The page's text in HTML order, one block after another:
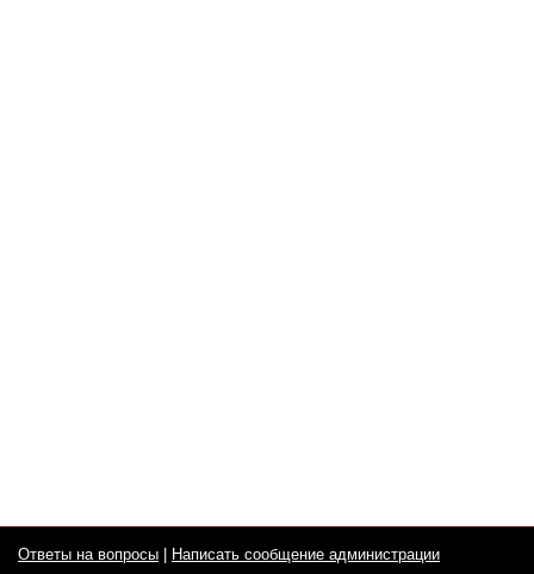
Ответы на вопросы Написать сообщение администрации